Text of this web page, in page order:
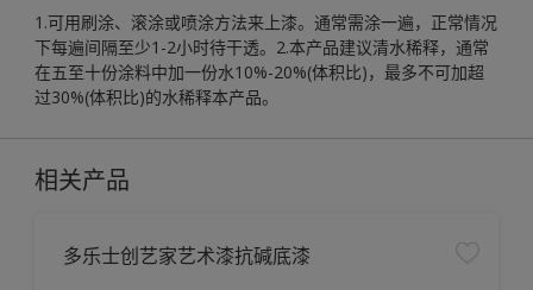
1.可用刷涂、滚涂或喷涂方法来上漆。通常需涂一遍，正常情况
下每遍间隔至少1-2小时待干透。2.本产品建议清水稀释，通常
在五至十份涂料中加一份水10%-20%(体积比)，最多不可加超
过30%(体积比)的水稀释本产品。
相关产品
多乐士创艺家艺术漆抗碱底漆